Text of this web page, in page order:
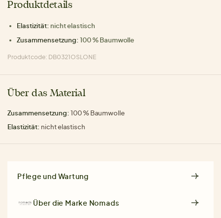
Produktdetails
Elastizität: nicht elastisch
Zusammensetzung: 100 % Baumwolle
Produktcode: DB0321OSLONE
Über das Material
Zusammensetzung: 100 % Baumwolle
Elastizität: nicht elastisch
Pflege und Wartung
Über die Marke Nomads